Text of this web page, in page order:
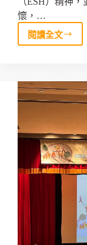
懷，…
閱讀全文
【曼
樂
齡
動
日】
在
笑
容
中，